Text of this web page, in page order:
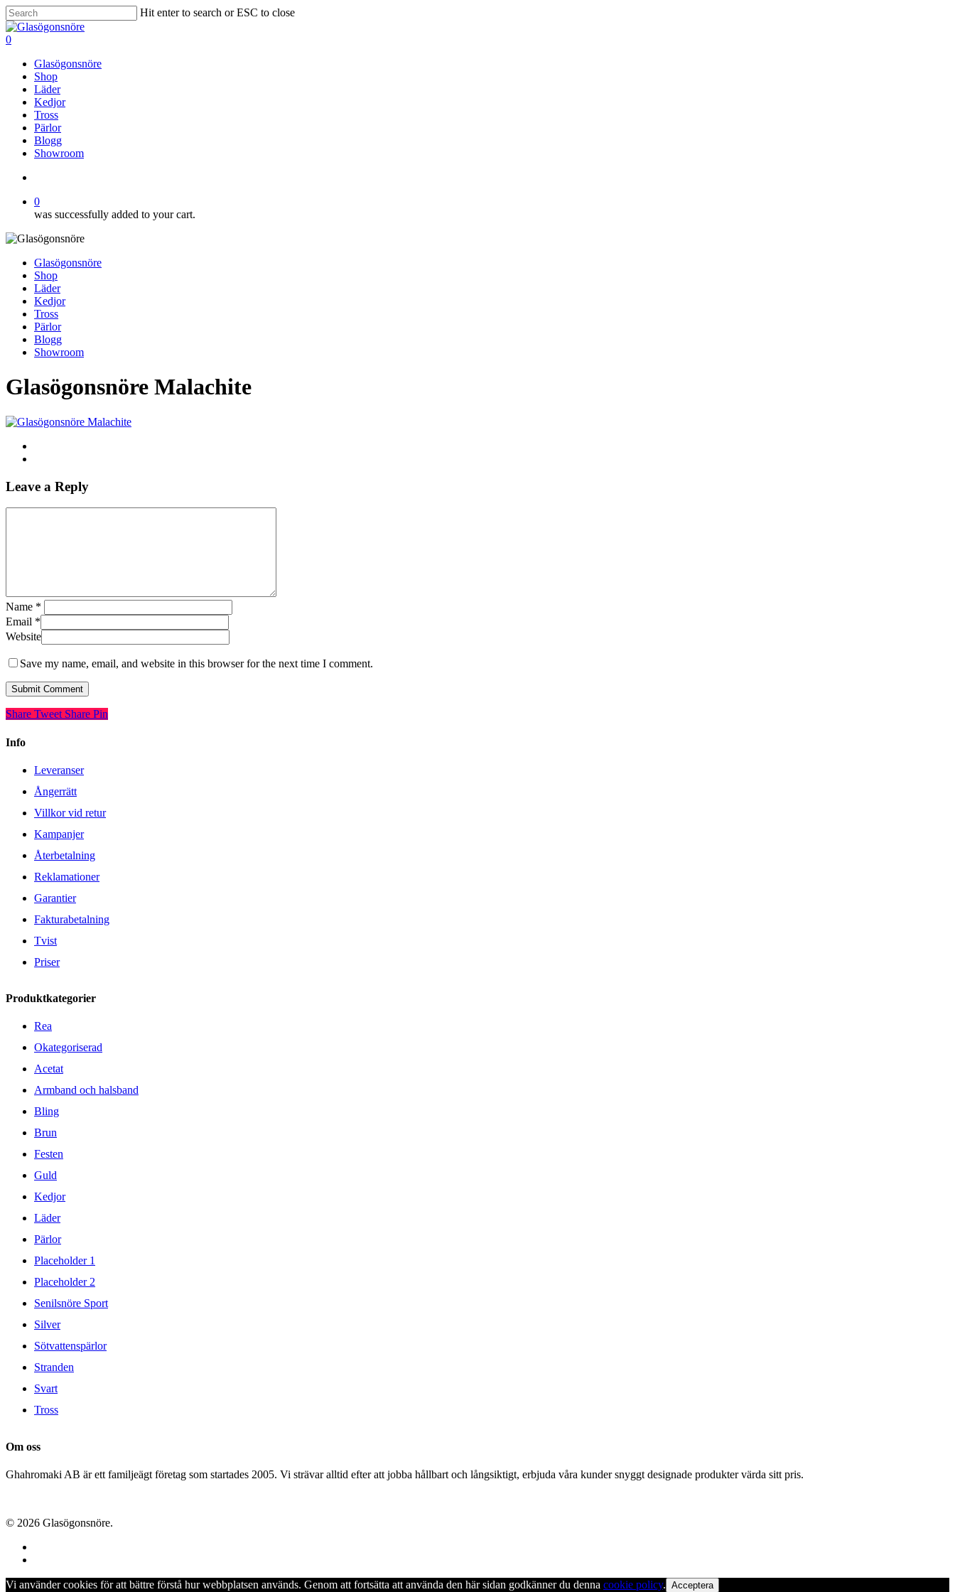
Skip
to
main
Hit enter to search or ESC to close
Close
Search
search
0
Glasögonsnöre
Shop
Läder
Kedjor
Tross
Pärlor
Blogg
Showroom
0
was successfully added to your cart.
Glasögonsnöre
Shop
Läder
Kedjor
Tross
Pärlor
Blogg
Showroom
Glasögonsnöre Malachite
Leave a Reply
Name *
Email *
Website
Save my name, email, and website in this browser for the next time I comment.
Share Tweet Share Pin
Info
Leveranser
Ångerrätt
Villkor vid retur
Kampanjer
Återbetalning
Reklamationer
Garantier
Fakturabetalning
Tvist
Priser
Produktkategorier
Rea
Okategoriserad
Acetat
Armband och halsband
Bling
Brun
Festen
Guld
Kedjor
Läder
Pärlor
Placeholder 1
Placeholder 2
Senilsnöre Sport
Silver
Sötvattenspärlor
Stranden
Svart
Tross
Om oss
Ghahromaki AB är ett familjeägt företag som startades 2005. Vi strävar alltid efter att jobba hållbart och långsiktigt, erbjuda våra kunder snyggt designade produkter värda sitt pris.
© 2026 Glasögonsnöre.
Vi använder cookies för att bättre förstå hur webbplatsen används. Genom att fortsätta att använda den här sidan godkänner du denna cookie policy. Acceptera